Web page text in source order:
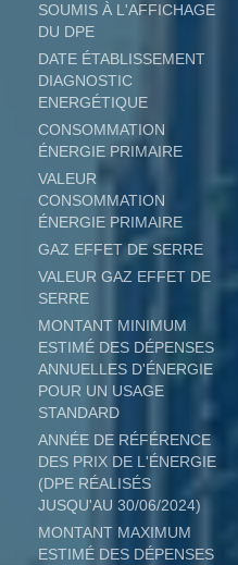
SOUMIS À L'AFFICHAGE
DU DPE
DATE ÉTABLISSEMENT
DIAGNOSTIC
ENERGÉTIQUE
CONSOMMATION
ÉNERGIE PRIMAIRE
VALEUR
CONSOMMATION
ÉNERGIE PRIMAIRE
GAZ EFFET DE SERRE
VALEUR GAZ EFFET DE
SERRE
MONTANT MINIMUM
ESTIMÉ DES DÉPENSES
ANNUELLES D'ÉNERGIE
POUR UN USAGE
STANDARD
ANNÉE DE RÉFÉRENCE
DES PRIX DE L'ÉNERGIE
(DPE RÉALISÉS
JUSQU'AU 30/06/2024)
MONTANT MAXIMUM
ESTIMÉ DES DÉPENSES